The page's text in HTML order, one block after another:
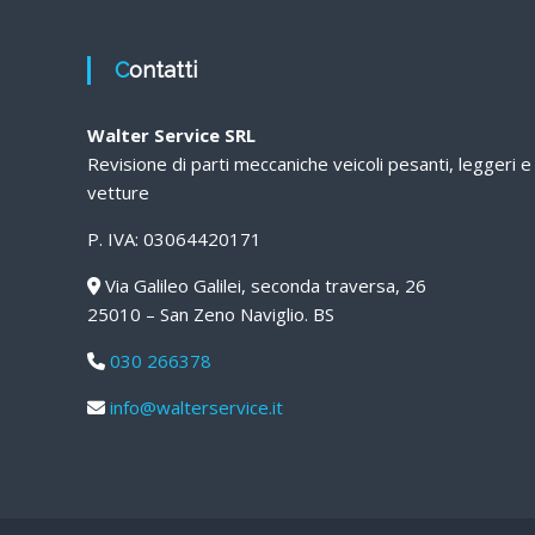
Contatti
Walter Service SRL
Revisione di parti meccaniche veicoli pesanti, leggeri e
vetture
P. IVA: 03064420171
Via Galileo Galilei, seconda traversa, 26
25010 – San Zeno Naviglio. BS
030 266378
info@walterservice.it